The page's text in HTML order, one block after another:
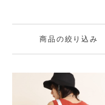
商品の絞り込み